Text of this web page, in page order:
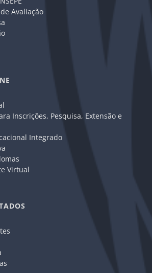
Avaliação
Inscrições, Pesquisa, Extensão e
Integrado
Virtual